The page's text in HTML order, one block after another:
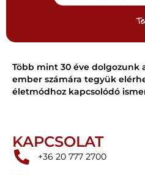
Több mint 30 éve dolgozunk
ember számára tegyük
életmódhoz kapcsolódó
KAPCSOLAT
+36 20 777 2700